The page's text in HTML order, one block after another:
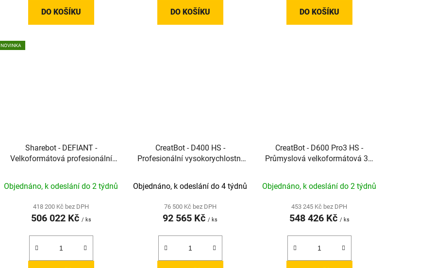
DO KOŠÍKU DO KOŠÍKU DO KOŠÍKU
NOVINKA
Sharebot - DEFIANT -
Velkoformátová profesionální
Objednáno, k odeslání do 2 týdnů
418 200 Kč bez DPH
506 022 Kč / ks
CreatBot - D400 HS -
Profesionální vysokorychlostní
Objednáno, k odeslání do 4 týdnů
76 500 Kč bez DPH
92 565 Kč/ ks
CreatBot - D600 Pro3 HS -
Průmyslová velkoformátová 3D
Objednáno, k odeslání do 2 týdnů
453 245 Kč bez DPH
548 426 Kč / ks